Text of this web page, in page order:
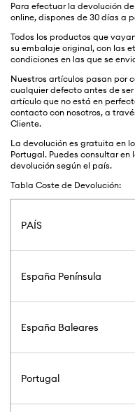
Para efectuar la devolución
online, dispones de 30 días a
Todos los productos que
su embalaje original, con las
condiciones en las que se
Nuestros artículos pasan por
cualquier defecto antes de
artículo que no está en
contacto con nosotros, a
Cliente.
La devolución es gratuita en
Portugal. Puedes consultar
devolución según el país.
Tabla Coste de Devolución:
PAÍS
España Península
España Baleares
Portugal